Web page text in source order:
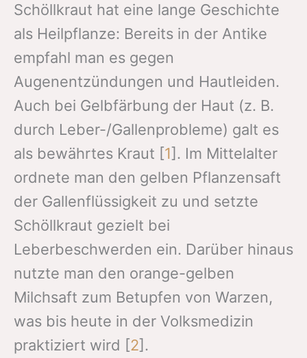
Schöllkraut hat eine lange Geschichte
als Heilpflanze: Bereits in der Antike
empfahl man es gegen
Augenentzündungen und Hautleiden.
Auch bei Gelbfärbung der Haut (z. B.
durch Leber-/Gallenprobleme) galt es
als bewährtes Kraut [1]. Im Mittelalter
ordnete man den gelben Pflanzensaft
der Gallenflüssigkeit zu und setzte
Schöllkraut gezielt bei
Leberbeschwerden ein. Darüber hinaus
nutzte man den orange-gelben
Milchsaft zum Betupfen von Warzen,
was bis heute in der Volksmedizin
praktiziert wird [2].